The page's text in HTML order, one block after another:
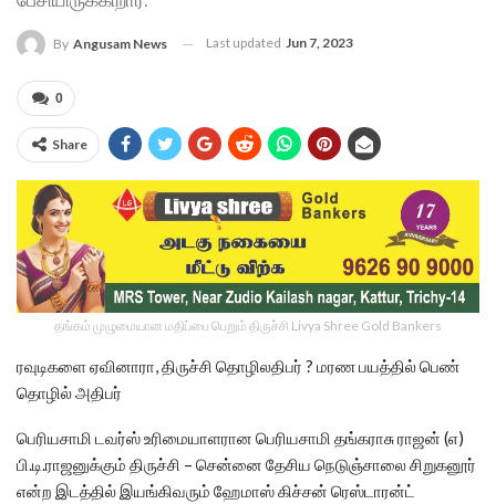
By Angusam News Last updated Jun 7, 2023
0
Share
தங்கம் முழுமையான மதிப்பை பெறும் திருச்சி Livya Shree Gold Bankers
ரவுடிகளை ஏவினாரா, திருச்சி தொழிலதிபர் ? மரண பயத்தில் பெண்
தொழில் அதிபர்
பெரியசாமி டவர்ஸ் உரிமையாளரான பெரியசாமி தங்கராசு ராஜன் (எ)
பி.டி.ராஜனுக்கும் திருச்சி – சென்னை தேசிய நெடுஞ்சாலை சிறுகனூர்
என்ற இடத்தில் இயங்கிவரும் ஹேமாஸ் கிச்சன் ரெஸ்டாரன்ட்